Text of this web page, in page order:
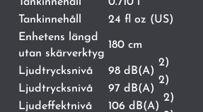
Tankinnehåll
0.710 l
Tankinnehåll
24 fl oz (US)
Enhetens längd
utan skärverktyg
180 cm
Ljudtrycksnivå 98 dB(A)
2)
Ljudtrycksnivå 97 dB(A)
2)
Ljudeffektnivå 106 dB(A)
2)